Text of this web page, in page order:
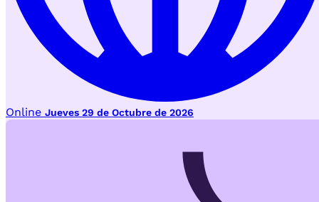
Online Jueves 29 de Octubre de 2026